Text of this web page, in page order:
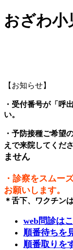
おざわ小
【お知らせ】
・受付番号が「呼
い。
・予防接種ご希望
えで来院してくださ
ません
・診察をスムー
お願いします。
＊舌下、ワクチン
web問診は
順番待ちを
順番取りを